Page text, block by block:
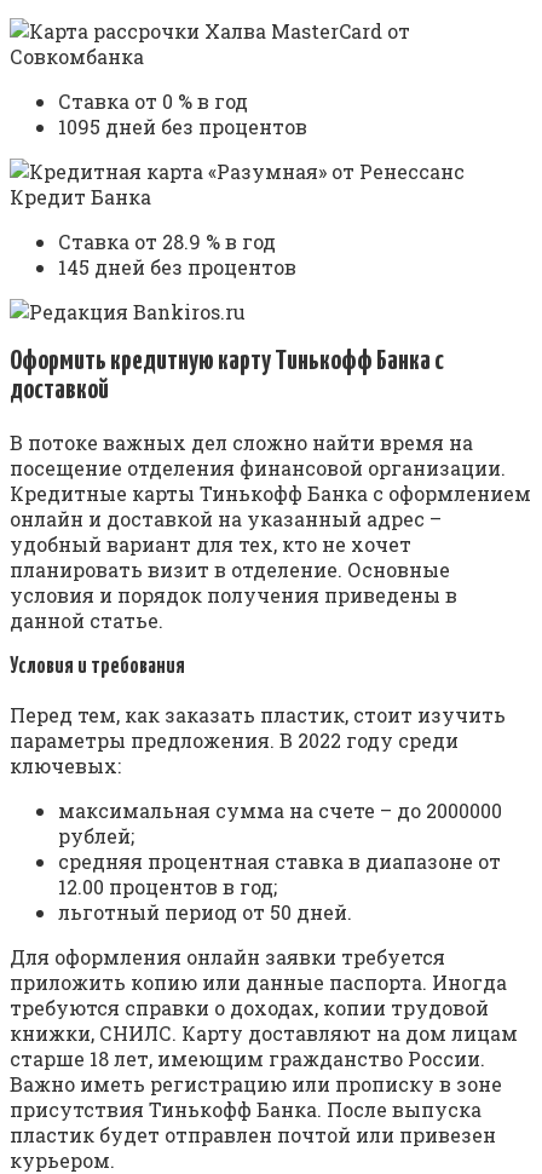
Ставка от 0 % в год
1095 дней без процентов
Ставка от 28.9 % в год
145 дней без процентов
Оформить кредитную карту Тинькофф Банка с
доставкой
В потоке важных дел сложно найти время на
посещение отделения финансовой организации.
Кредитные карты Тинькофф Банка с оформлением
онлайн и доставкой на указанный адрес –
удобный вариант для тех, кто не хочет
планировать визит в отделение. Основные
условия и порядок получения приведены в
данной статье.
Условия и требования
Перед тем, как заказать пластик, стоит изучить
параметры предложения. В 2022 году среди
ключевых:
максимальная сумма на счете – до 2000000
рублей;
средняя процентная ставка в диапазоне от
12.00 процентов в год;
льготный период от 50 дней.
Для оформления онлайн заявки требуется
приложить копию или данные паспорта. Иногда
требуются справки о доходах, копии трудовой
книжки, СНИЛС. Карту доставляют на дом лицам
старше 18 лет, имеющим гражданство России.
Важно иметь регистрацию или прописку в зоне
присутствия Тинькофф Банка. После выпуска
пластик будет отправлен почтой или привезен
курьером.